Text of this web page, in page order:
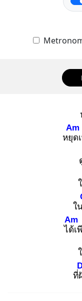
หยุด
Am
ใ
ได้เ
Am
ที่